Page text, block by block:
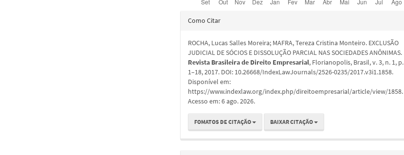
Detalhes
artigo
Como Citar
ROCHA, Lucas Salles Moreira; MAFRA, Tereza Cristina Monteiro. EXCLUSÃO
JUDICIAL DE SÓCIOS E DISSOLUÇÃO PARCIAL NAS SOCIEDADES ANÔNIMAS.
Revista Brasileira de Direito Empresarial, Florianopolis, Brasil, v. 3, n. 1, p.
1–18, 2017. DOI: 10.26668/IndexLawJournals/2526-0235/2017.v3i1.1858.
Disponível em:
https://www.indexlaw.org/index.php/direitoempresarial/article/view/1858.
Acesso em: 6 ago. 2026.
FOMATOS DE CITAÇÃO BAIXAR CITAÇÃO